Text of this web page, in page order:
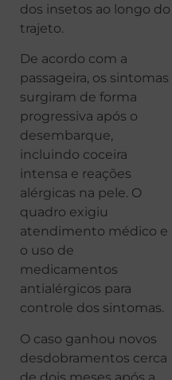
dos insetos ao longo do
trajeto.
De acordo com a
passageira, os sintomas
surgiram de forma
progressiva após o
desembarque,
incluindo coceira
intensa e reações
alérgicas na pele. O
quadro exigiu
atendimento médico e
o uso de
medicamentos
antialérgicos para
controle dos sintomas.
O caso ganhou novos
desdobramentos cerca